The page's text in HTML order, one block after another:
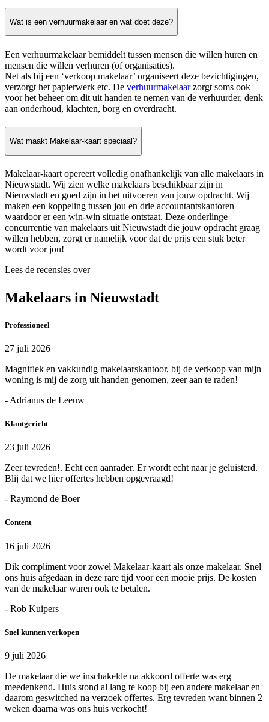
Wat is een verhuurmakelaar en wat doet deze?
Een verhuurmakelaar bemiddelt tussen mensen die willen huren en
mensen die willen verhuren (of organisaties).
Net als bij een ‘verkoop makelaar’ organiseert deze bezichtigingen,
verzorgt het papierwerk etc. De verhuurmakelaarzorgt soms ook
voor het beheer om dit uit handen te nemen van de verhuurder, denk
aan onderhoud, klachten, borg en overdracht.
Wat maakt Makelaar-kaart speciaal?
Makelaar-kaart opereert volledig onafhankelijk van alle makelaars in
Nieuwstadt. Wij zien welke makelaars beschikbaar zijn in
Nieuwstadt en goed zijn in het uitvoeren van jouw opdracht. Wij
maken een koppeling tussen jou en drie accountantskantoren
waardoor er een win-win situatie ontstaat. Deze onderlinge
concurrentie van makelaars uit Nieuwstadt die jouw opdracht graag
willen hebben, zorgt er namelijk voor dat de prijs een stuk beter
wordt voor jou!
Lees de recensies over
Makelaars in Nieuwstadt
Professioneel
27 juli 2026
Magnifiek en vakkundig makelaarskantoor, bij de verkoop van mijn
woning is mij de zorg uit handen genomen, zeer aan te raden!
- Adrianus de Leeuw
Klantgericht
23 juli 2026
Zeer tevreden!. Echt een aanrader. Er wordt echt naar je geluisterd.
Blij dat we hier offertes hebben opgevraagd!
- Raymond de Boer
Content
16 juli 2026
Dik compliment voor zowel Makelaar-kaart als onze makelaar. Snel
ons huis afgedaan in deze rare tijd voor een mooie prijs. De kosten
van de makelaar waren ook te betalen.
- Rob Kuipers
Snel kunnen verkopen
9 juli 2026
De makelaar die we inschakelde na akkoord offerte was erg
meedenkend. Huis stond al lang te koop bij een andere makelaar en
daarom geswitched na verzoek offertes. Erg tevreden want binnen 2
weken daarna was ons huis verkocht!